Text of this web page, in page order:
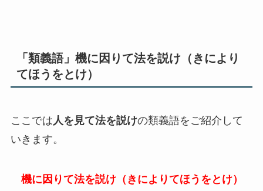
「類義語」機に因りて法を説け（きにより
てほうをとけ）
ここでは 人を見て法を説けの類義語をご紹介して
いきます。
機に因りて法を説け（きによりてほうをとけ）